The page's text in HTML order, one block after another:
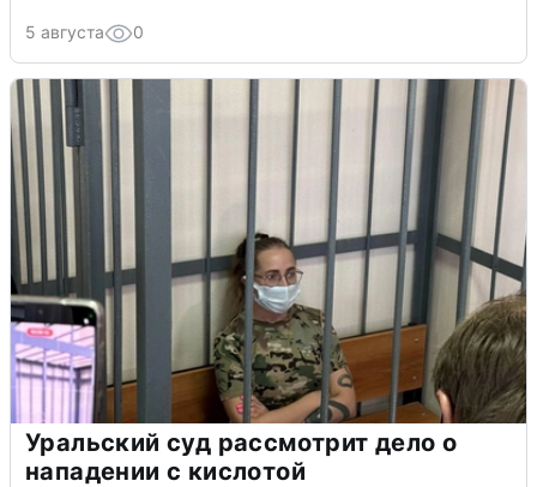
5 августа 0
Уральский суд рассмотрит дело о
нападении с кислотой